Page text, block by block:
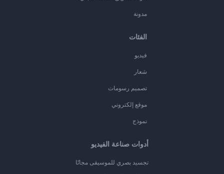
مدونة
الفئات
فيديو
شعار
تصميم رسومات
موقع إلكتروني
نموذج
أدوات صناعة الفيديو
تجسيد بصري للموسيقى مجانًا